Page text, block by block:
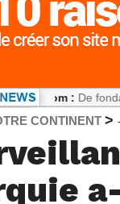
: De fondateur
CONTINENT > -